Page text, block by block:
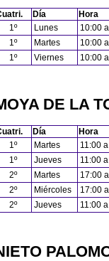
Día
Hora
1º
Lunes
10:00
1º
Martes
10:00
1º
Viernes 10:00
DE LA
Día
Hora
1º
Martes
11:00
1º
Jueves
11:00
2º
Martes
17:00
2º
Miércoles
17:00
2º
Jueves 11:00